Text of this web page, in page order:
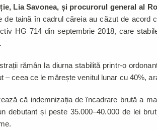
Lia Savonea, și procurorul general al
de taină în cadrul căreia au căzut de acord
HG 714 din septembrie 2018, care
rămân la diurna stabilită printr-o
– ceea ce le mărește venitul lunar cu 40%,
că indemnizația de încadrare brută a
debutant și peste 35.000–40.000 de lei